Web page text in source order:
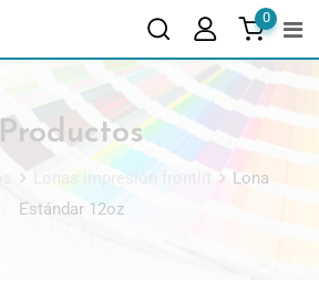
0
Productos
Lonas impresión frontlit
Lona
Estándar 12oz